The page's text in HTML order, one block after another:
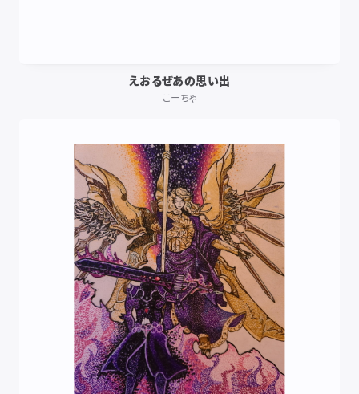
えおるぜあの思い出
こーちゃ